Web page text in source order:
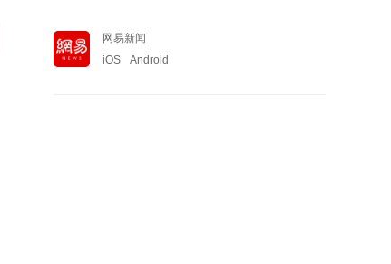
网易新闻
iOS
Android